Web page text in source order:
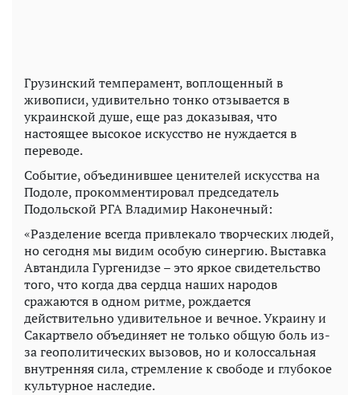
Грузинский темперамент, воплощенный в
живописи, удивительно тонко отзывается в
украинской душе, еще раз доказывая, что
настоящее высокое искусство не нуждается в
переводе.
Событие, объединившее ценителей искусства на
Подоле, прокомментировал председатель
Подольской РГА Владимир Наконечный:
«Разделение всегда привлекало творческих людей,
но сегодня мы видим особую синергию. Выставка
Автандила Гургенидзе – это яркое свидетельство
того, что когда два сердца наших народов
сражаются в одном ритме, рождается
действительно удивительное и вечное. Украину и
Сакартвело объединяет не только общую боль из-
за геополитических вызовов, но и колоссальная
внутренняя сила, стремление к свободе и глубокое
культурное наследие.